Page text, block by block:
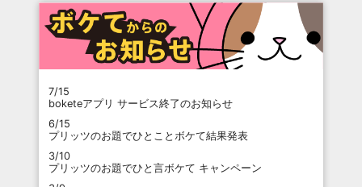
7/15
boketeアプリ サービス終了のお知らせ
6/15
プリッツのお題でひとことボケて結果発表
3/10
プリッツのお題でひと言ボケて キャンペーン